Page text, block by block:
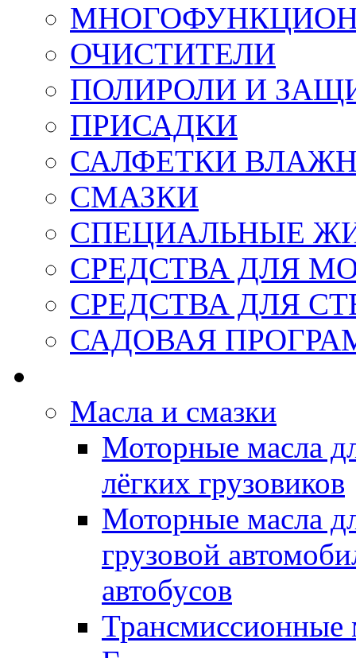
ОЧИСТИТЕЛИ
ПОЛИРОЛИ И
ПРИСАДКИ
САЛФЕТКИ
СМАЗКИ
СПЕЦИАЛЬНЫЕ
СРЕДСТВА ДЛЯ
СРЕДСТВА ДЛЯ
САДОВАЯ
Масла и смазки
Моторные масла
лёгких грузовиков
Моторные масла
грузовой
автобусов
Трансмиссионные